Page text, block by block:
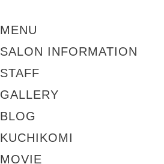
MENU
SALON INFORMATION
STAFF
GALLERY
BLOG
KUCHIKOMI
MOVIE